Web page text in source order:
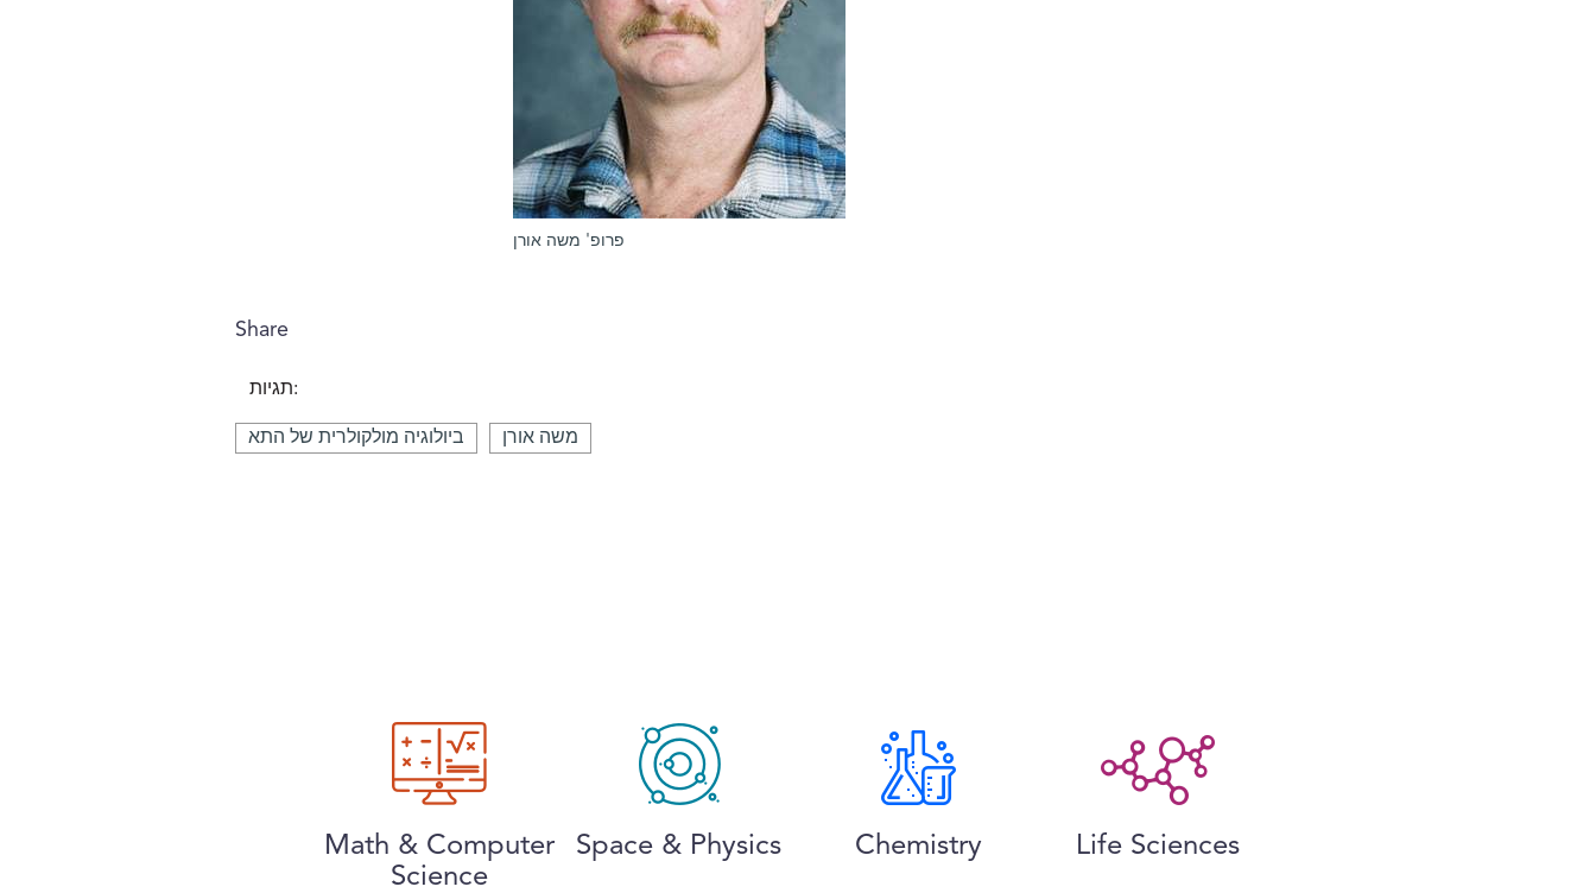
פרופ' משה אורן
Share
תגיות:
ביולוגיה מולקולרית של התא משה אורן
Math & Computer
Science
Space & Physics Chemistry Life Sciences